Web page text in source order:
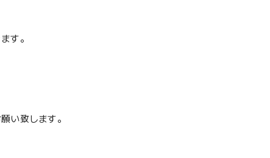
す。
い致します。